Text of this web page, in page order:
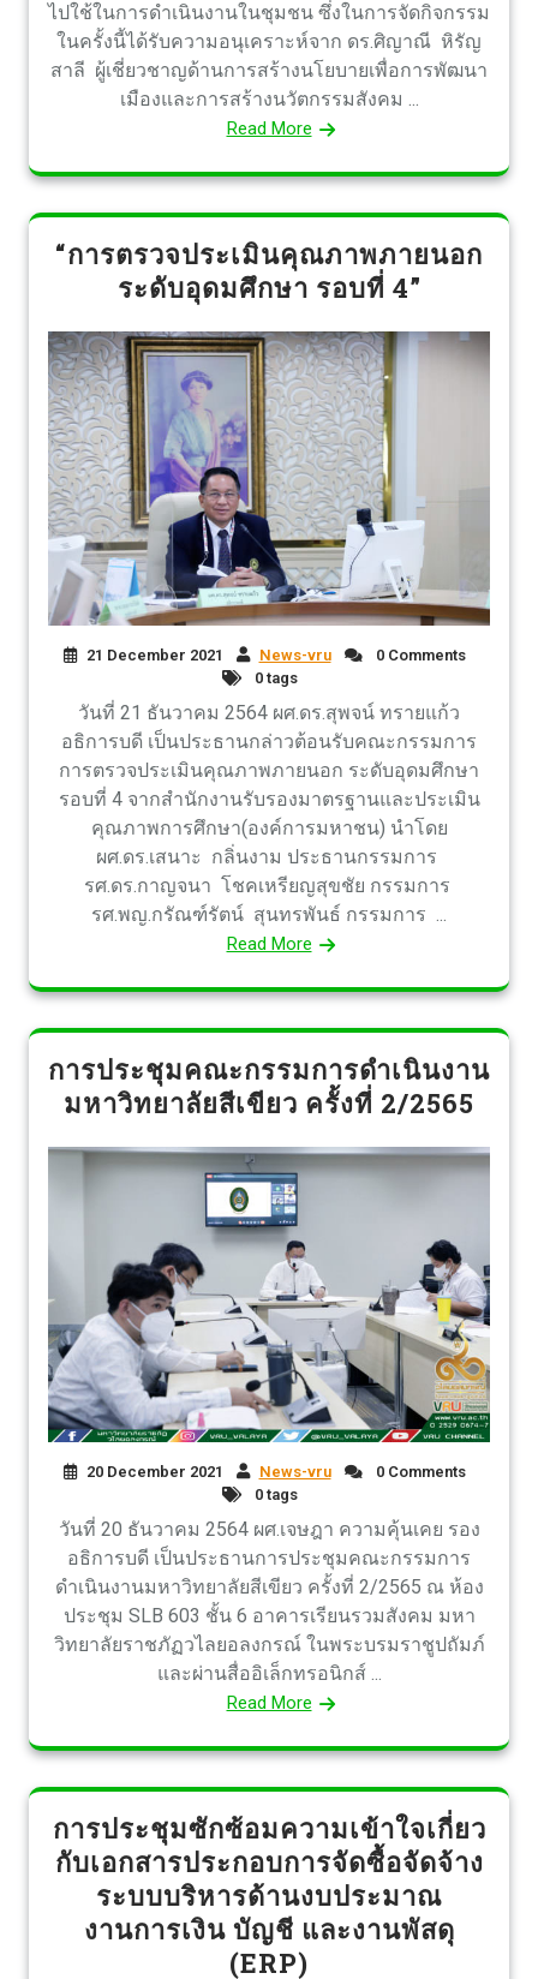
ไปใช้ในการดำเนินงานในชุมชน ซึ่งในการจัดกิจกรรม
ในครั้งนี้ได้รับความอนุเคราะห์จาก ดร.ศิญาณี หิรัญ
สาลี ผู้เชี่ยวชาญด้านการสร้างนโยบายเพื่อการพัฒนา
เมืองและการสร้างนวัตกรรมสังคม ...
Read More
“การตรวจประเมินคุณภาพภายนอก
ระดับอุดมศึกษา รอบที่ 4”
21 December 2021 News-vru
0 Comments
0 tags
วันที่ 21 ธันวาคม 2564 ผศ.ดร.สุพจน์ ทรายแก้ว
อธิการบดี เป็นประธานกล่าวต้อนรับคณะกรรมการ
การตรวจประเมินคุณภาพภายนอก ระดับอุดมศึกษา
รอบที่ 4 จากสำนักงานรับรองมาตรฐานและประเมิน
คุณภาพการศึกษา(องค์การมหาชน) นำโดย
ผศ.ดร.เสนาะ กลิ่นงาม ประธานกรรมการ
รศ.ดร.กาญจนา โชคเหรียญสุขชัย กรรมการ
รศ.พญ.กรัณฑ์รัตน์ สุนทรพันธ์ กรรมการ ...
Read More
การประชุมคณะกรรมการดำเนินงาน
มหาวิทยาลัยสีเขียว ครั้งที่ 2/2565
20 December 2021 News-vru
0 Comments
0 tags
วันที่ 20 ธันวาคม 2564 ผศ.เจษฎา ความคุ้นเคย รอง
อธิการบดี เป็นประธานการประชุมคณะกรรมการ
ดำเนินงานมหาวิทยาลัยสีเขียว ครั้งที่ 2/2565 ณ ห้อง
ประชุม SLB 603 ชั้น 6 อาคารเรียนรวมสังคม มหา
วิทยาลัยราชภัฏวไลยอลงกรณ์ ในพระบรมราชูปถัมภ์
และผ่านสื่ออิเล็กทรอนิกส์ ...
Read More
การประชุมซักซ้อมความเข้าใจเกี่ยว
กับเอกสารประกอบการจัดซื้อจัดจ้าง
ระบบบริหารด้านงบประมาณ
งานการเงิน บัญชี และงานพัสดุ
(ERP)